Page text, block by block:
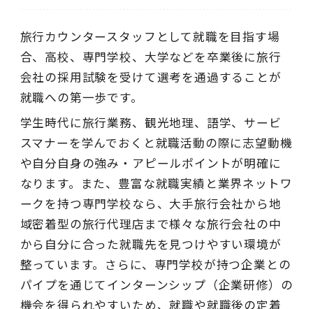
旅行カウンタースタッフとして就職を目指す場
合、高校、専門学校、大学などを卒業後に旅行
会社の採用試験を受けて選考を通過することが
就職への第一歩です。
学生時代に旅行業務、観光地理、語学、サービ
スマナーを学んでおくと就職活動の際に志望動機
や自分自身の強み・アピールポイントが明確に
なります。また、豊富な就職実績と業界ネットワ
ークを持つ専門学校なら、大手旅行会社から地
域密着型の旅行代理店まで様々な旅行会社の中
から自分に合った就職先を見つけやすい環境が
整っています。さらに、専門学校が持つ企業との
パイプを通じてインターンシップ（企業研修）の
機会を得られやすいため、就職や就職後の定着